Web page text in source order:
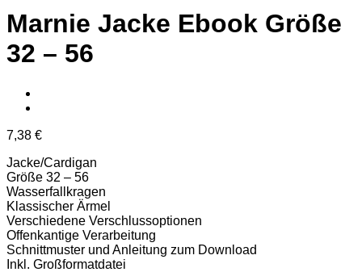
Marnie Jacke Ebook Größe
32 – 56
7,38 €
Jacke/Cardigan
Größe 32 – 56
Wasserfallkragen
Klassischer Ärmel
Verschiedene Verschlussoptionen
Offenkantige Verarbeitung
Schnittmuster und Anleitung zum Download
Inkl. Großformatdatei